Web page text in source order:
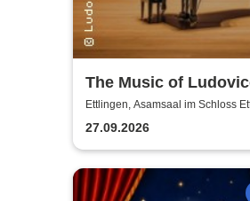
The Music of
Einaudi: Tribute-
Klavierkonzert -
Einaudi Tribute bei
Kerzenschein
Ettlingen, Asamsaal im Schloss
27.09.2026